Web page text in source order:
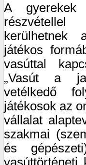
A gyerekek
kerülhetnek
játékos
vasúttal
„Vasút a
vetélkedő
játékosok az
vállalat
szakmai
és
vasúttörténeti